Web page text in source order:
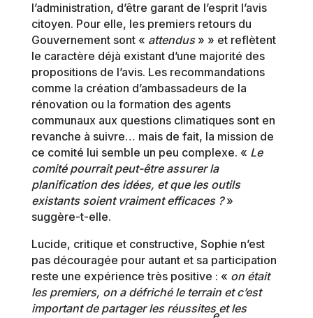
l’administration, d’être garant de l’esprit l’avis
citoyen. Pour elle, les premiers retours du
Gouvernement sont « attendus» » et reflètent
le caractère déjà existant d’une majorité des
propositions de l’avis. Les recommandations
comme la création d’ambassadeurs de la
rénovation ou la formation des agents
communaux aux questions climatiques sont en
revanche à suivre… mais de fait, la mission de
ce comité lui semble un peu complexe. « Le
comité pourrait peut-être assurer la
planification des idées, et que les outils
existants soient vraiment efficaces ?»
suggère-t-elle.
Lucide, critique et constructive, Sophie n’est
pas découragée pour autant et sa participation
reste une expérience très positive : « on était
les premiers, on a défriché le terrain et c’est
important de partager les réussites et les